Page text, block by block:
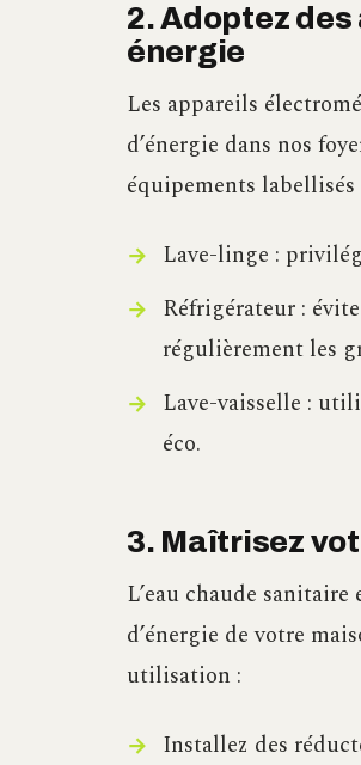
2. Adoptez
énergie
Les appareils
d’énergie dans nos
équipements labellisés
Lave-linge :
Réfrigérateur :
régulièrement les
Lave-vaisselle :
éco.
3. Maîtrisez
L’eau chaude
d’énergie de votre
utilisation :
Installez des